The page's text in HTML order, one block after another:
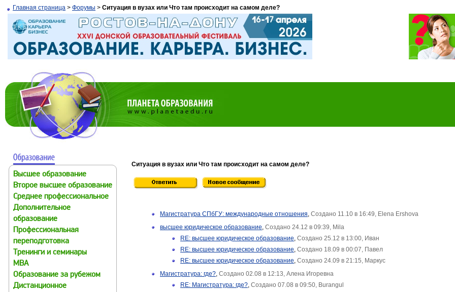
Главная страница > Форумы > Ситуация в вузах или Что там происходит на самом деле?
Высшее образование
Второе высшее образование
Среднее профессиональное
Дополнительное
образование
Профессиональная
переподготовка
Тренинги и семинары
MBA
Образование за рубежом
Дистанционное
Ситуация в вузах или Что там происходит на самом деле?
Магистратура СПбГУ: международные отношения, Создано 11.10 в 16:49, Elena Ershova
высшее юридическое образование, Создано 24.12 в 09:39, Mila
RE: высшее юридическое образование, Создано 25.12 в 13:00, Иван
RE: высшее юридическое образование, Создано 18.09 в 00:07, Павел
RE: высшее юридическое образование, Создано 24.09 в 21:15, Маркус
Магистратура: где?, Создано 02.08 в 12:13, Алена Игоревна
RE: Магистратура: где?, Создано 07.08 в 09:50, Burangul